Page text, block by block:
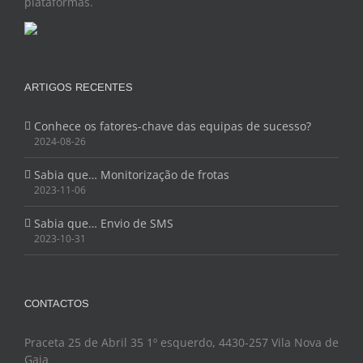
ARTIGOS RECENTES
Conhece os fatores-chave das equipas de sucesso?
2024-08-26
Sabia que… Monitorização de frotas
2023-11-06
Sabia que… Envio de SMS
2023-10-31
CONTACTOS
Praceta 25 de Abril 35 1º esquerdo, 4430-257 Vila Nova de
Gaia